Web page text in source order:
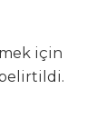
için
belirtildi.